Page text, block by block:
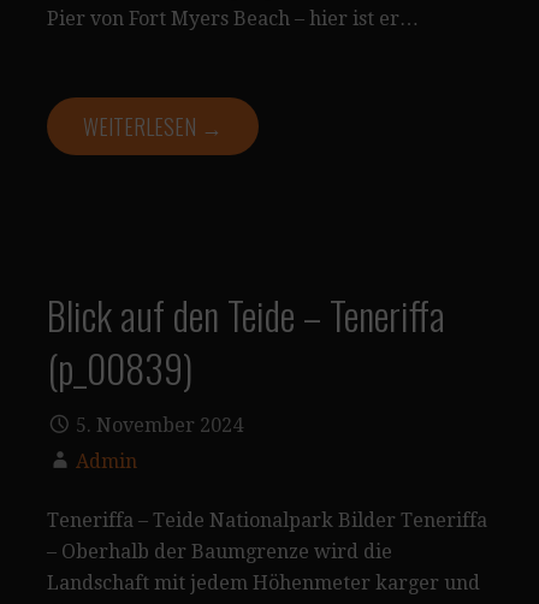
Pier von Fort Myers Beach – hier ist er…
WEITERLESEN →
Blick auf den Teide – Teneriffa
(p_00839)
5. November 2024
Admin
Teneriffa – Teide Nationalpark Bilder Teneriffa
– Oberhalb der Baumgrenze wird die
Landschaft mit jedem Höhenmeter karger und